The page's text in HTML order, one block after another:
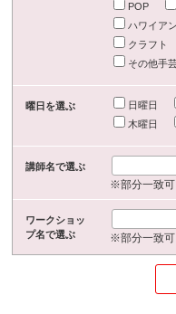
POP
ハワイア
クラフト
その他手
曜日を選ぶ 日曜日
木曜日
講師名で選ぶ
※部分一致可
ワークショッ
プ名で選ぶ
※部分一致可